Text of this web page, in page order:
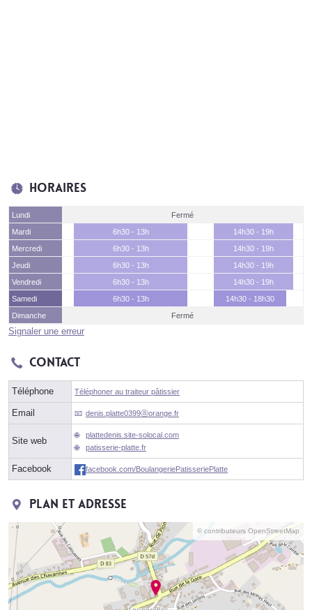
Horaires
Lundi
Fermé
Mardi
6h30 - 13h
14h30 - 19h
Mercredi
6h30 - 13h
14h30 - 19h
Jeudi
6h30 - 13h
14h30 - 19h
Vendredi
6h30 - 13h
14h30 - 19h
Samedi
6h30 - 13h
14h30 - 18h30
Dimanche
Fermé
Signaler une erreur
Contact
Téléphone Téléphoner au traiteur pâtissier
Email denis.platte0399ⓐorange.fr
Site web
plattedenis.site-solocal.com
patisserie-platte.fr
Facebook facebook.com/BoulangeriePatisseriePlatte
Plan et adresse
© contributeurs OpenStreetMap